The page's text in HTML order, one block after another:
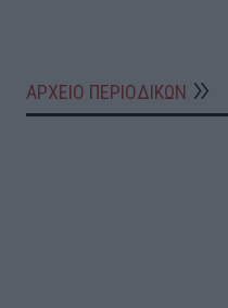
ΑΡΧΕΙΟ ΠΕΡΙΟΔΙΚΩΝ